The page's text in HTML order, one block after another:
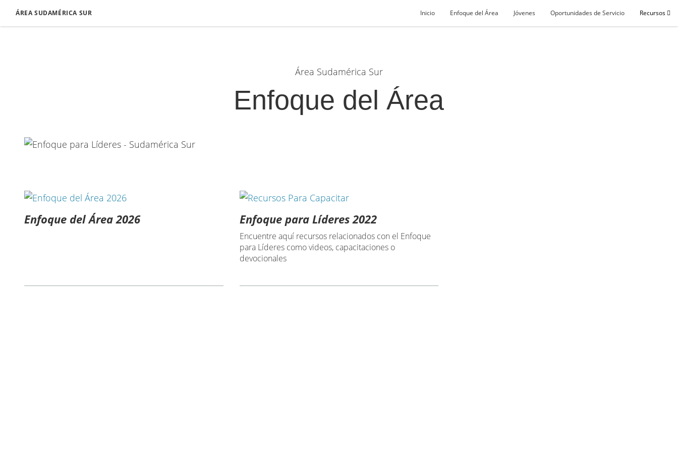
ÁREA SUDAMÉRICA SUR Inicio Enfoque del Área Jóvenes Oportunidades de Servicio Recursos
Área Sudamérica Sur
Enfoque del Área
Enfoque del Área 2026 Enfoque para Líderes 2022
Encuentre aquí recursos relacionados con el Enfoque
para Líderes como videos, capacitaciones o
devocionales